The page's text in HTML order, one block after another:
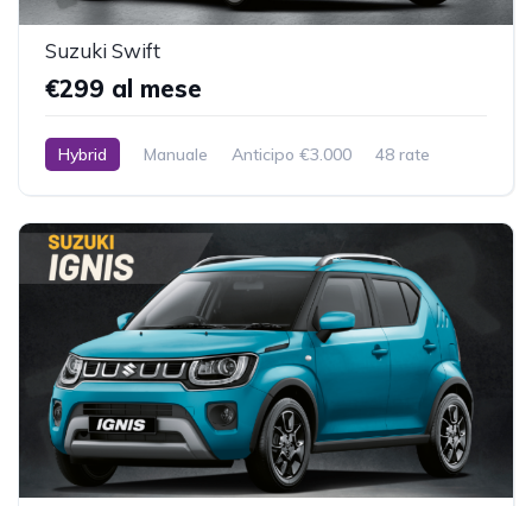
Suzuki Swift
€299 al mese
Hybrid Manuale Anticipo €3.000
48 rate